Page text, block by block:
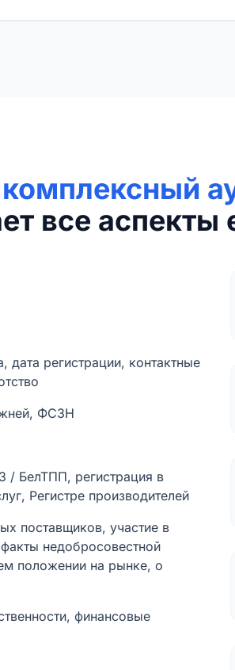
комплексный
все аспекты
дата регистрации, контактные
ФСЗН
/ БелТПП, регистрация в
Регистре производителей
поставщиков, участие в
недобросовестной
положении на рынке, о
финансовые